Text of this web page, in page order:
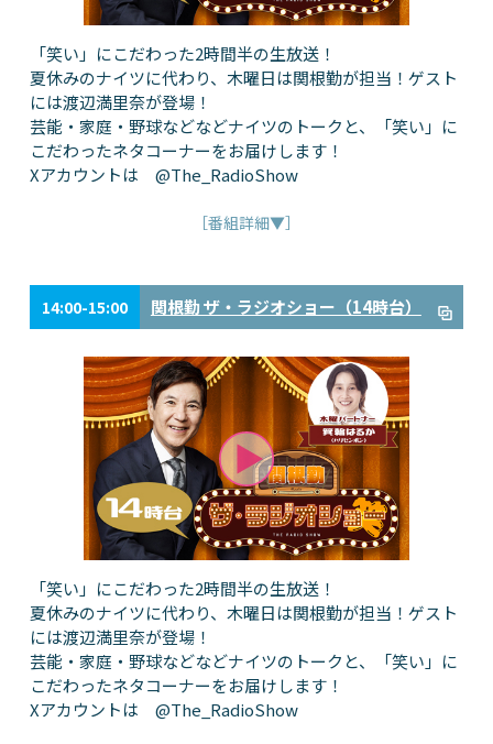
「笑い」にこだわった2時間半の生放送！
夏休みのナイツに代わり、木曜日は関根勤が担当！ゲスト
には渡辺満里奈が登場！
芸能・家庭・野球などなどナイツのトークと、「笑い」に
こだわったネタコーナーをお届けします！
Xアカウントは @The_RadioShow
［番組詳細▼］
14:00-15:00 関根勤 ザ・ラジオショー（14時台）
「笑い」にこだわった2時間半の生放送！
夏休みのナイツに代わり、木曜日は関根勤が担当！ゲスト
には渡辺満里奈が登場！
芸能・家庭・野球などなどナイツのトークと、「笑い」に
こだわったネタコーナーをお届けします！
Xアカウントは @The_RadioShow